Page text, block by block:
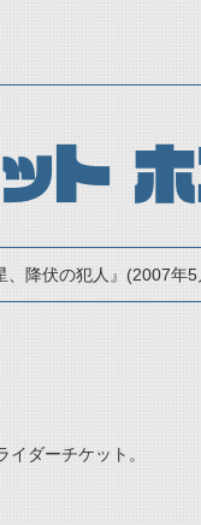
ト
、降伏の犯人』(2007年
ダーチケット。